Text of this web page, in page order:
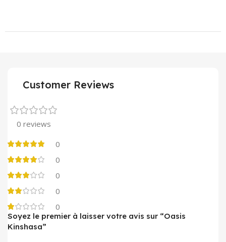
Customer Reviews
0 reviews
0
0
0
0
0
Soyez le premier à laisser votre avis sur “Oasis
Kinshasa”